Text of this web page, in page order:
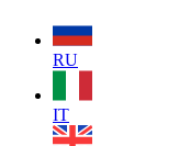
RU
IT